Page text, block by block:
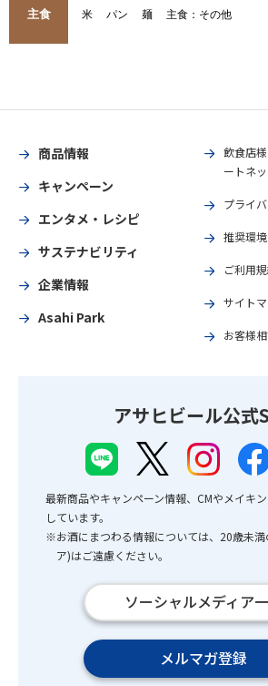
主食 米 パン 麺 主食：その他
商品情報
キャンペーン
エンタメ・レシピ
サステナビリティ
企業情報
Asahi Park
飲食店
ートネッ
プライ
推奨環境
ご利用
サイト
お客様
アサヒビール公式
最新商品やキャンペーン情報、CMやメイキ
しています。
※お酒にまつわる情報については、20歳未満
ア)はご遠慮ください。
ソーシャルメディア
メルマガ登録